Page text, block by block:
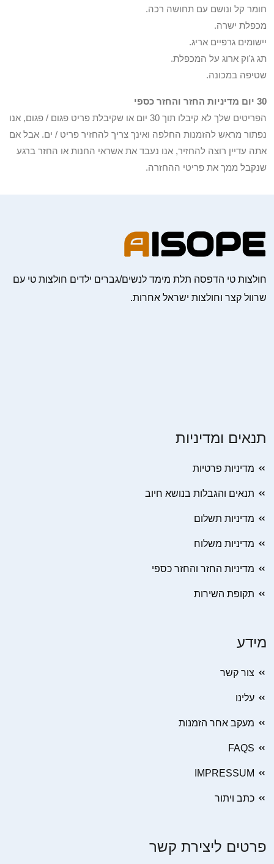
חומר קל ונושם עם תחושה רכה.
מכפלת ישרה.
יישומים גרפיים אריג.
תג ג'וק ארוג על המכפלת.
שטיפה במכונה.
30 יום מדיניות החזר והחזר כספי
הפריטים שלך לא קיבלו תוך 30 יום או שקיבלת פריט פגום / פגום, אנו
נפתור מראש להזמנות החלפה ואינך צריך להחזיר פריט / ים. אבל אם
אתה עדיין רוצה להחזיר, אנו נעבד את אשראי החנות או החזר ברגע
שנקבל ממך את פריטי ההחזרה.
חולצות טי הדפסה תלת מימד לנשים/גברים ילדים חולצות טי עם
שרוול קצר וחולצות ישראל אחרות.
תנאים ומדיניות
מדיניות פרטיות
תנאים והגבלות בנושא חיוב
מדיניות תשלום
מדיניות משלוח
מדיניות החזר והחזר כספי
תקופת השירות
מידע
צור קשר
עלינו
מעקב אחר הזמנות
FAQS
IMPRESSUM
כתב ויתור
פרטים ליצירת קשר